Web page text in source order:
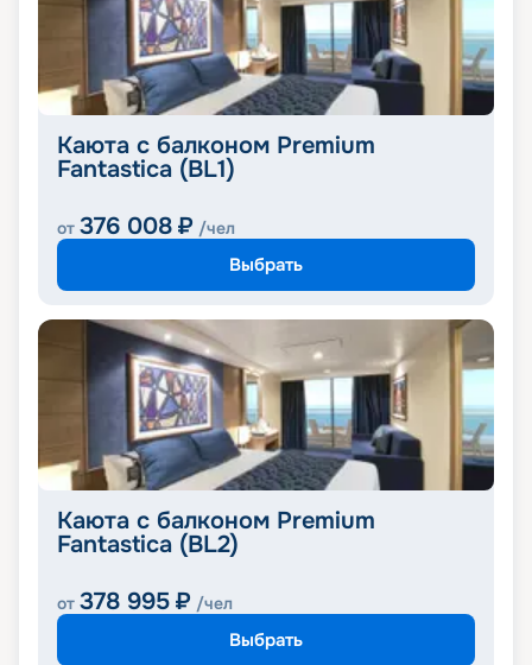
Каюта с балконом Premium
Fantastica (BL1)
от 376 008 ₽ /чел
Выбрать
Каюта с балконом Premium
Fantastica (BL2)
от 378 995 ₽ /чел
Выбрать